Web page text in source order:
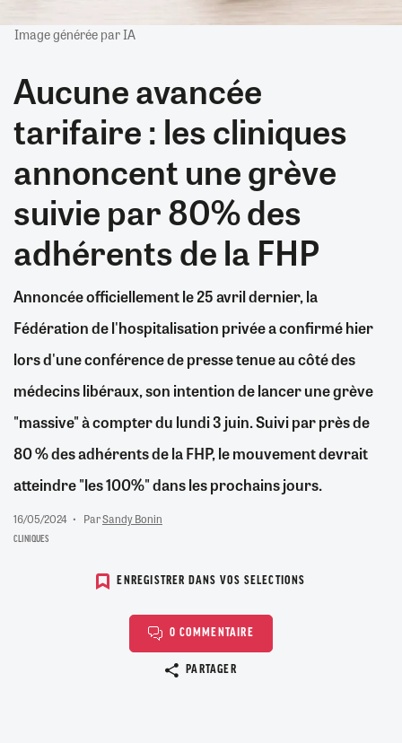
Image générée par IA
Aucune avancée
tarifaire : les cliniques
annoncent une grève
suivie par 80% des
adhérents de la FHP
Annoncée officiellement le 25 avril dernier, la
Fédération de l'hospitalisation privée a confirmé hier
lors d'une conférence de presse tenue au côté des
médecins libéraux, son intention de lancer une grève
"massive" à compter du lundi 3 juin. Suivi par près de
80 % des adhérents de la FHP, le mouvement devrait
atteindre "les 100%" dans les prochains jours.
16/05/2024 ParSandy Bonin
CLINIQUES
ENREGISTRER DANS VOS SELECTIONS
0 COMMENTAIRE
PARTAGER